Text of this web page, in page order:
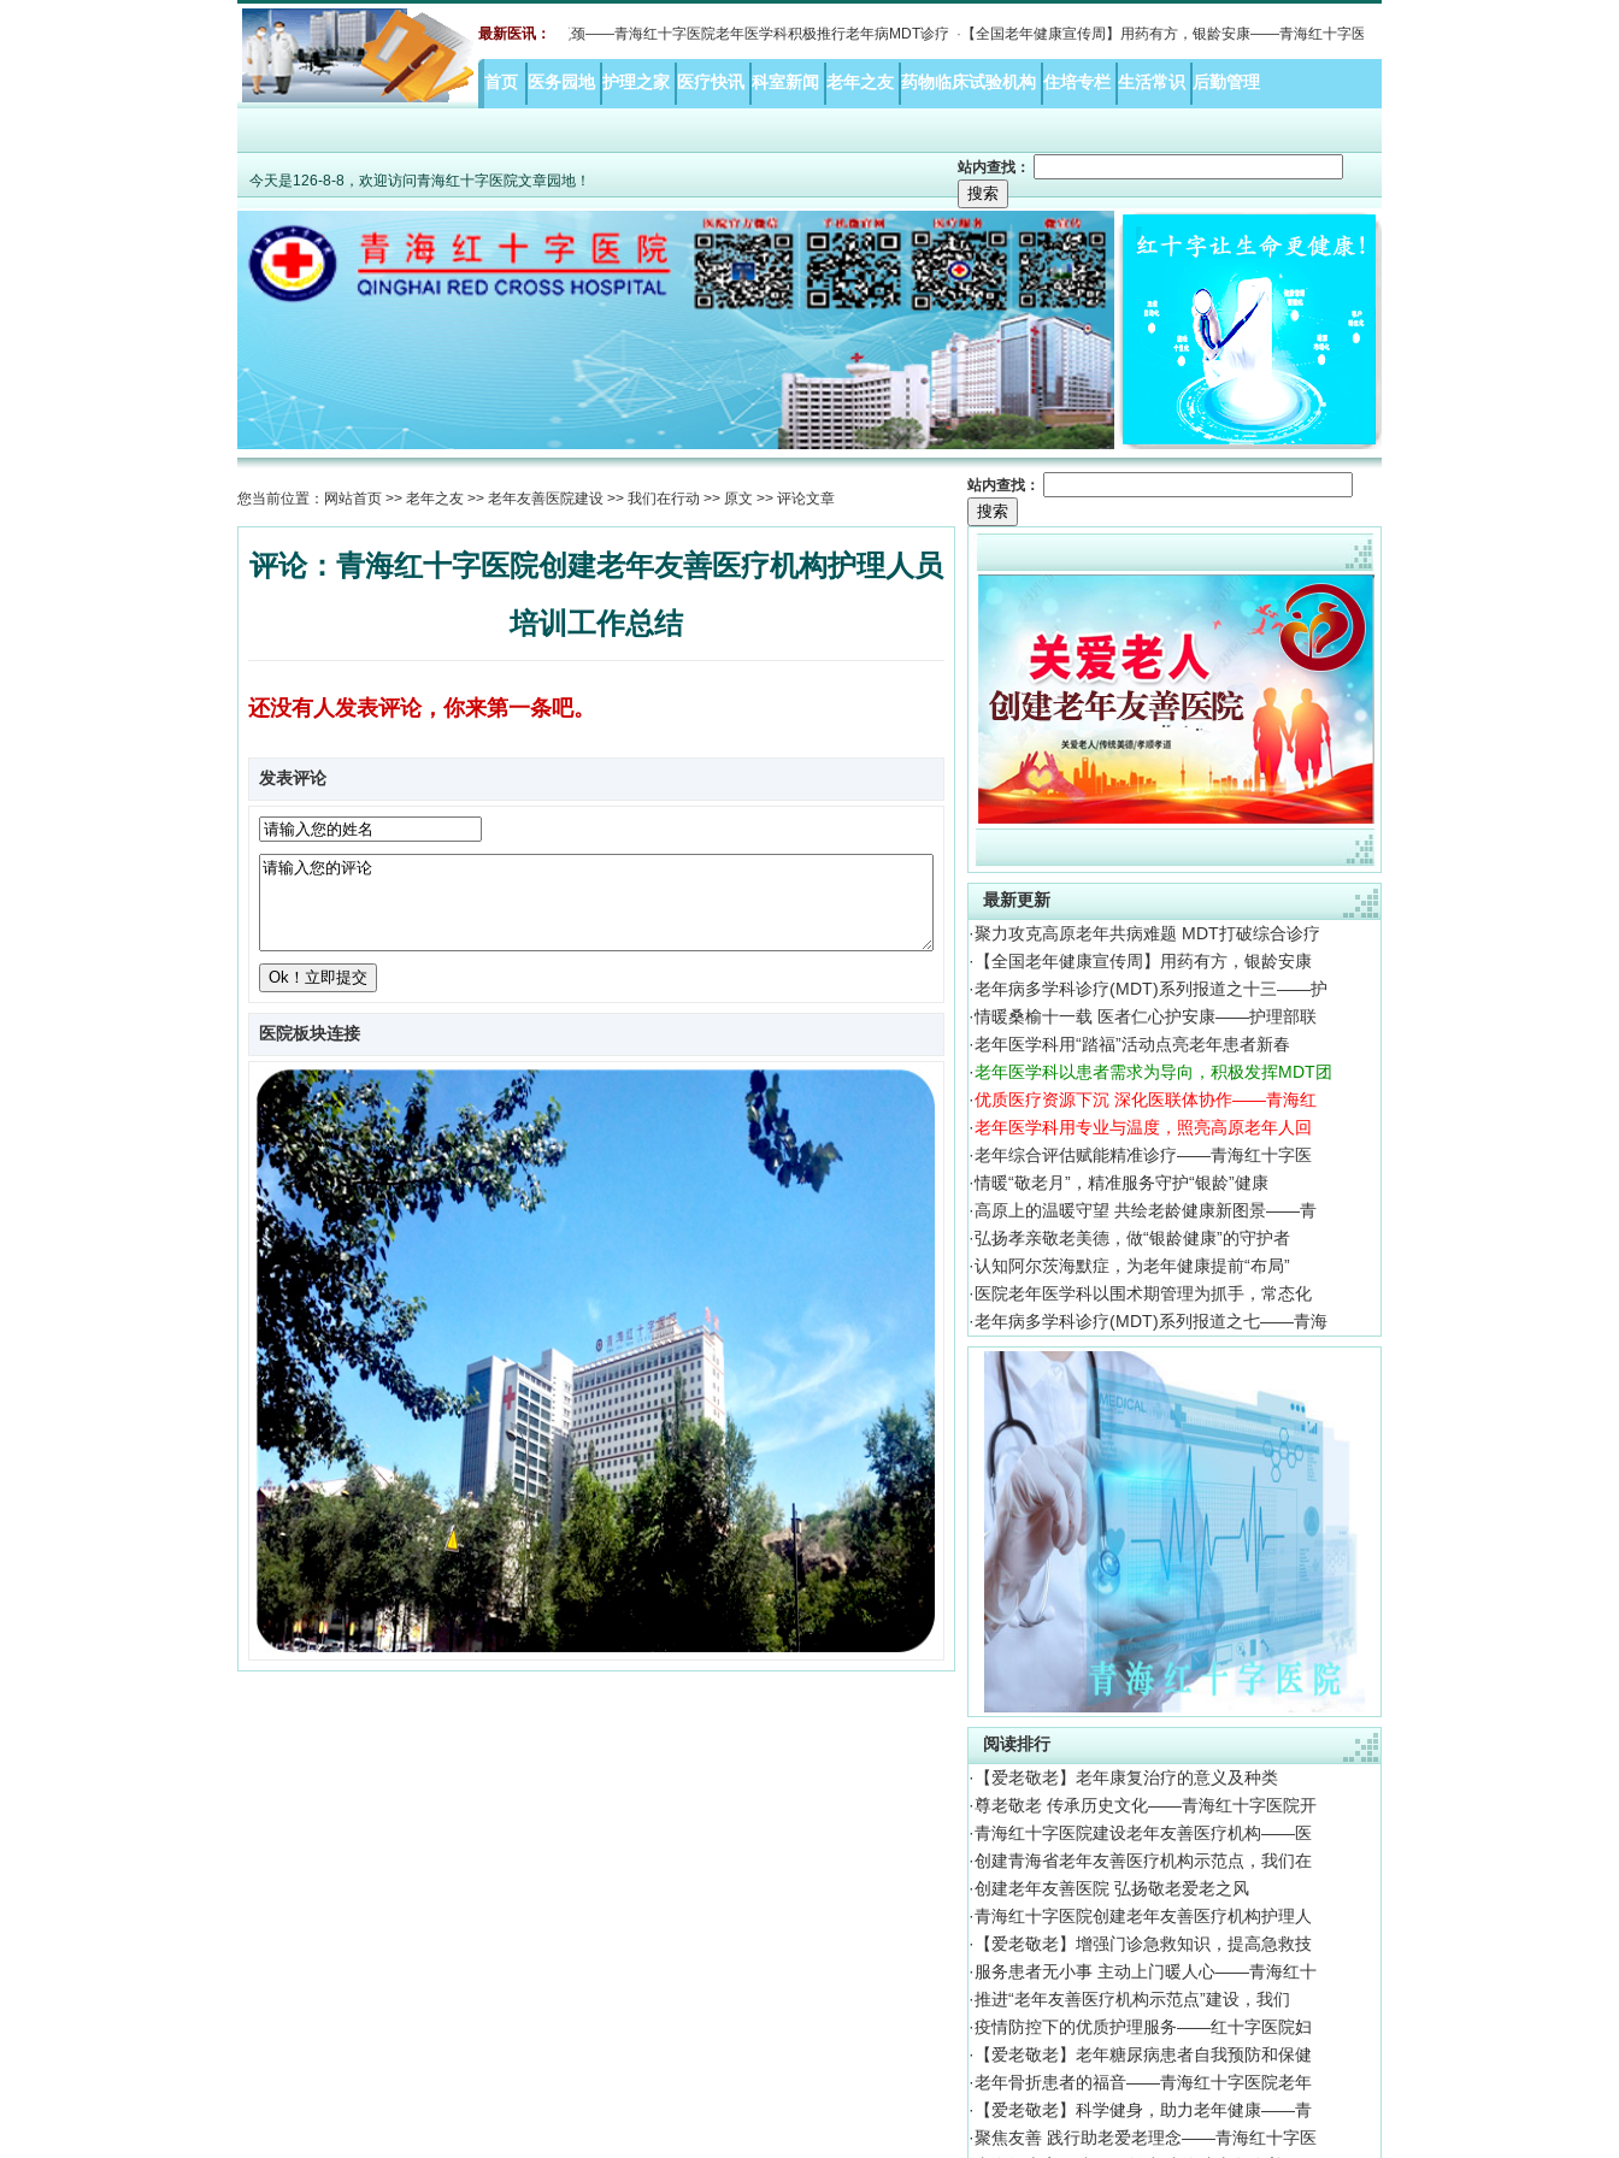
最新医讯：
聚力攻克高原老年共病难题 MDT打破综合诊疗瓶颈——青海红十字医院老年医学科积极推行老年病MDT诊疗·【全国老年健康宣传周】用药有方，银龄安康——青海红十字医院老年医学科开展科普义诊活动报道
首页 医务园地 护理之家 医疗快讯 科室新闻 老年之友 药物临床试验机构 住培专栏 生活常识 后勤管理
今天是126-8-8，欢迎访问青海红十字医院文章园地！
站内查找：
您当前位置： 网站首页 >> 老年之友 >> 老年友善医院建设 >> 我们在行动 >> 原文 >> 评论文章
站内查找：
评论：青海红十字医院创建老年友善医疗机构护理人员
培训工作总结
还没有人发表评论，你来第一条吧。
发表评论
医院板块连接
最新更新
·聚力攻克高原老年共病难题 MDT打破综合诊疗
·
【全国老年健康宣传周】用药有方，银龄安康
·老年病多学科诊疗(MDT)系列报道之十三——护
·情暖桑榆十一载 医者仁心护安康——护理部联
·老年医学科用“踏福”活动点亮老年患者新春
·老年医学科以患者需求为导向，积极发挥MDT团
·优质医疗资源下沉 深化医联体协作——青海红
·老年医学科用专业与温度，照亮高原老年人回
·老年综合评估赋能精准诊疗——青海红十字医
·情暖“敬老月”，精准服务守护“银龄”健康
·高原上的温暖守望 共绘老龄健康新图景——青
·弘扬孝亲敬老美德，做“银龄健康”的守护者
·认知阿尔茨海默症，为老年健康提前“布局”
· 医院老年医学科以围术期管理为抓手，常态化
·老年病多学科诊疗(MDT)系列报道之七——青海
阅读排行
·
【爱老敬老】老年康复治疗的意义及种类
·尊老敬老 传承历史文化——青海红十字医院开
·青海红十字医院建设老年友善医疗机构——医
·创建青海省老年友善医疗机构示范点，我们在
·创建老年友善医院 弘扬敬老爱老之风
·青海红十字医院创建老年友善医疗机构护理人
·
【爱老敬老】增强门诊急救知识，提高急救技
·服务患者无小事 主动上门暖人心——青海红十
·推进“老年友善医疗机构示范点”建设，我们
·疫情防控下的优质护理服务——红十字医院妇
·
【爱老敬老】老年糖尿病患者自我预防和保健
·老年骨折患者的福音——青海红十字医院老年
·
【爱老敬老】科学健身，助力老年健康——青
·聚焦友善 践行助老爱老理念——青海红十字医